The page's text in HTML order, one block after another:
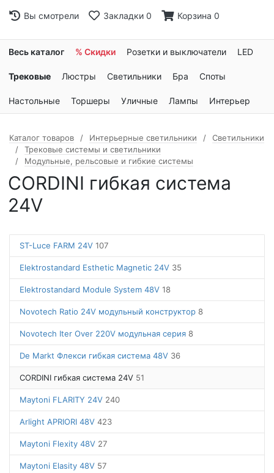
Вы смотрели Закладки 0 Корзина 0
Весь каталог % Скидки Розетки и выключатели LED
Трековые Люстры Светильники Бра Споты
Настольные Торшеры Уличные Лампы Интерьер
Каталог товаров Интерьерные светильники
Светильники
Трековые системы и светильники
Модульные, рельсовые и гибкие системы
CORDINI гибкая система
24V
ST-Luce FARM 24V 107
Elektrostandard Esthetic Magnetic 24V 35
Elektrostandard Module System 48V 18
Novotech Ratio 24V модульный конструктор 8
Novotech Iter Over 220V модульная серия 8
De Markt Флекси гибкая система 48V 36
CORDINI гибкая система 24V 51
Maytoni FLARITY 24V 240
Arlight APRIORI 48V 423
Maytoni Flexity 48V 27
Maytoni Elasity 48V 57